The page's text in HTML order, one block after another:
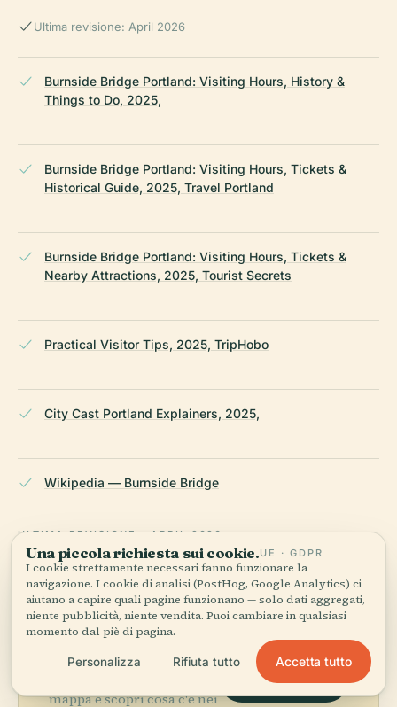
Ultima revisione: April 2026
Burnside Bridge Portland: Visiting Hours, History &
Things to Do, 2025,
Burnside Bridge Portland: Visiting Hours, Tickets &
Historical Guide, 2025, Travel Portland
Burnside Bridge Portland: Visiting Hours, Tickets &
Nearby Attractions, 2025, Tourist Secrets
Practical Visitor Tips, 2025, TripHobo
City Cast Portland Explainers, 2025,
Wikipedia — Burnside Bridge
ULTIMA REVISIONE: APRIL 2026
Ricercato da Wikidata, Wikipedia e fonti ufficiali · verificato ·
Come creiamo le nostre guide →
mappa e scopri cosa c'è nei
Vedi mappa
Una piccola richiesta sui cookie.UE · GDPR
I cookie strettamente necessari fanno funzionare la
navigazione. I cookie di analisi (PostHog, Google Analytics) ci
aiutano a capire quali pagine funzionano — solo dati aggregati,
niente pubblicità, niente vendita. Puoi cambiare in qualsiasi
momento dal piè di pagina.
Personalizza Rifiuta tutto Accetta tutto